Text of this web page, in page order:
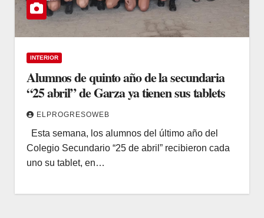
INTERIOR
Alumnos de quinto año de la secundaria
“25 abril” de Garza ya tienen sus tablets
ELPROGRESOWEB
Esta semana, los alumnos del último año del
Colegio Secundario “25 de abril” recibieron cada
uno su tablet, en…